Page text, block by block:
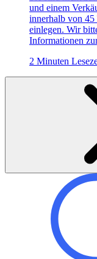
und einem
innerhalb von 45
einlegen. Wir
Informationen
2 Minuten